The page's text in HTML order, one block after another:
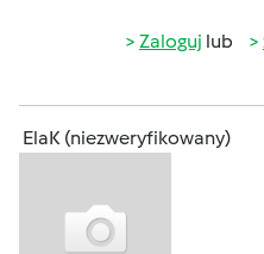
Zaloguj lub
ElaK (niezweryfikowany)